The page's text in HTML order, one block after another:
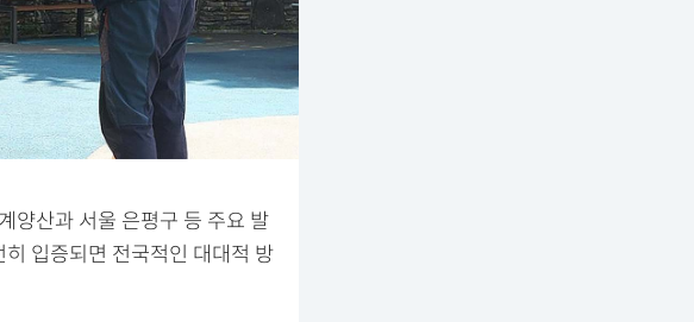
양산과 서울 은평구 등 주요 발
입증되면 전국적인 대대적 방